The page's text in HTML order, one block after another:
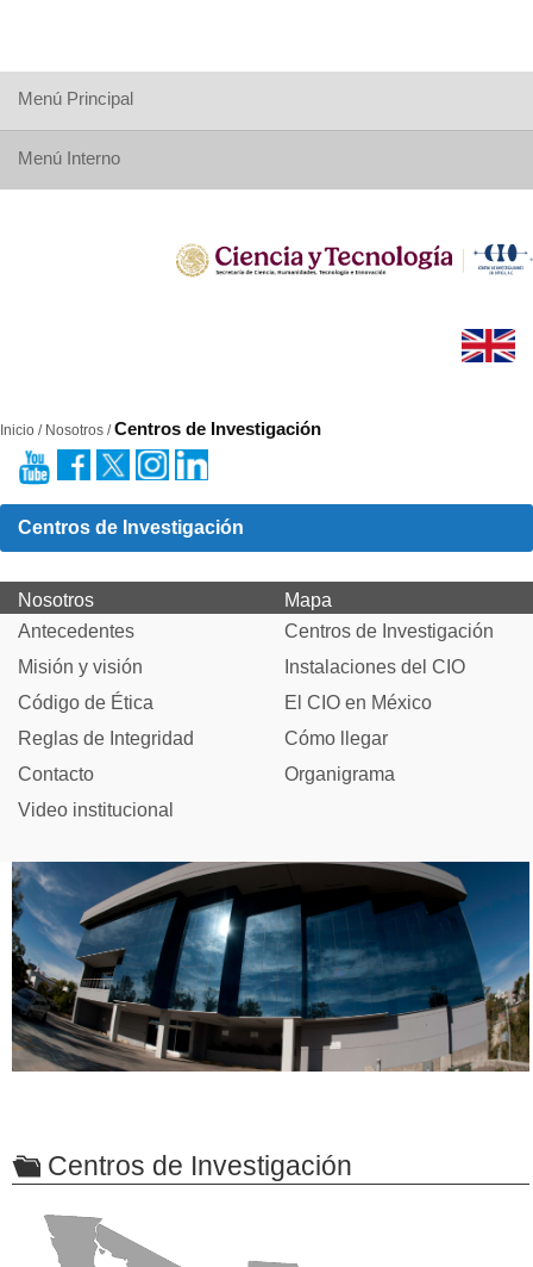
Menú Principal
Menú Interno
Inicio / Nosotros /Centros de Investigación
Centros de Investigación
Nosotros
Antecedentes
Misión y visión
Código de Ética
Reglas de Integridad
Contacto
Video institucional
Mapa
Centros de Investigación
Instalaciones del CIO
El CIO en México
Cómo llegar
Organigrama
Centros de Investigación